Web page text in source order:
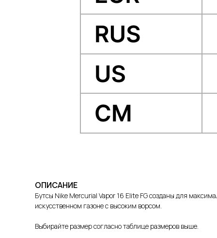
ОПИСАНИЕ
Бутсы Nike Mercurial Vapor 16 Elite FG созданы для
искусственном газоне с высоким ворсом.
Выбирайте размер согласно таблице размеров выше.